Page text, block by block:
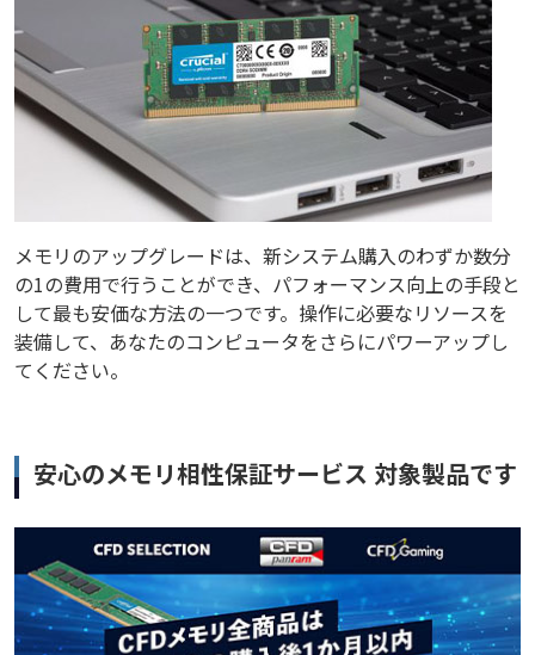
メモリのアップグレードは、新システム購入のわずか数分
の1の費用で行うことができ、パフォーマンス向上の手段と
して最も安価な方法の一つです。操作に必要なリソースを
装備して、あなたのコンピュータをさらにパワーアップし
てください。
安心のメモリ相性保証サービス 対象製品です